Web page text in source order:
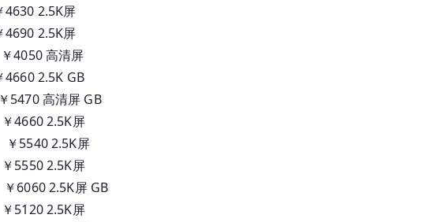
2.5K屏
2.5K屏
高清屏
2.5K GB
高清屏 GB
2.5K屏
2.5K屏
2.5K屏
2.5K屏 GB
2.5K屏